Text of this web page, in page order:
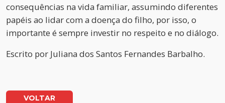
consequências na vida familiar, assumindo diferentes
papéis ao lidar com a doença do filho, por isso, o
importante é sempre investir no respeito e no diálogo.
Escrito por Juliana dos Santos Fernandes Barbalho.
VOLTAR